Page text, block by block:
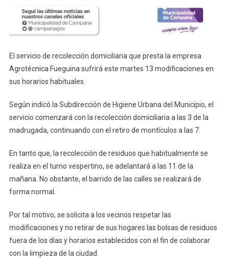
El servicio de recolección domiciliaria que presta la empresa
Agrotécnica Fueguina sufrirá este martes 13 modificaciones en
sus horarios habituales.
Según indicó la Subdirección de Higiene Urbana del Municipio, el
servicio comenzará con la recolección domiciliaria a las 3 de la
madrugada, continuando con el retiro de montículos a las 7.
En tanto que, la recolección de residuos que habitualmente se
realiza en el turno vespertino, se adelantará a las 11 de la
mañana. No obstante, el barrido de las calles se realizará de
forma normal.
Por tal motivo, se solicita a los vecinos respetar las
modificaciones y no retirar de sus hogares las bolsas de residuos
fuera de los días y horarios establecidos con el fin de colaborar
con la limpieza de la ciudad.